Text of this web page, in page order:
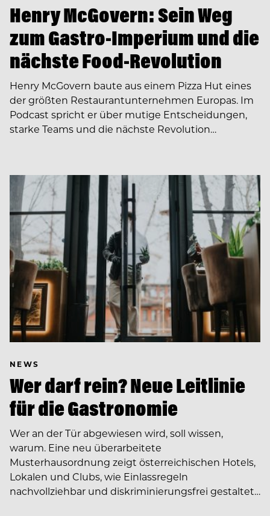
Henry McGovern: Sein Weg
zum Gastro-Imperium und die
nächste Food-Revolution
Henry McGovern baute aus einem Pizza Hut eines
der größten Restaurantunternehmen Europas. Im
Podcast spricht er über mutige Entscheidungen,
starke Teams und die nächste Revolution…
NEWS
Wer darf rein? Neue Leitlinie
für die Gastronomie
Wer an der Tür abgewiesen wird, soll wissen,
warum. Eine neu überarbeitete
Musterhausordnung zeigt österreichischen Hotels,
Lokalen und Clubs, wie Einlassregeln
nachvollziehbar und diskriminierungsfrei gestaltet…